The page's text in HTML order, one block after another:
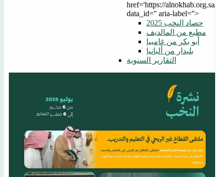
href='https://alnokhab.org.sa/
data_id='' aria-label=''>
حصاد النخب 2025
مطيع من المالديف
أبو بكر من غامبيا
بليدار من ألبانيا
التقارير السنوية